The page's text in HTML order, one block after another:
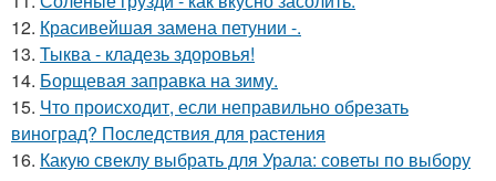
12. Красивейшая замена петунии -.
13. Тыква - кладезь здоровья!
14. Борщевая заправка на зиму.
15. Что происходит, если неправильно обрезать
виноград? Последствия для растения
16. Какую свеклу выбрать для Урала: советы по выбору